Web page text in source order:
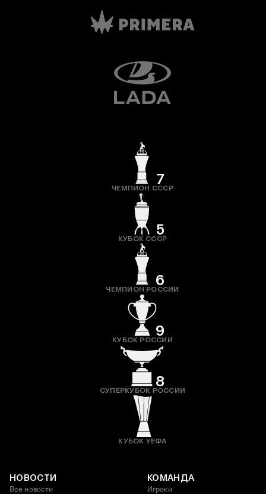
7
ЧЕМПИОН СССР
5
КУБОК СССР
6
ЧЕМПИОН РОССИИ
9
КУБОК РОССИИ
8
СУПЕРКУБОК РОССИИ
КУБОК УЕФА
НОВОСТИ
Все новости
КОМАНДА
Игроки